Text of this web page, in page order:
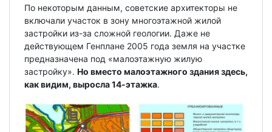
По некоторым данным, советские архитекторы не
включали участок в зону многоэтажной жилой
застройки из-за сложной геологии. Даже не
действующем Генплане 2005 года земля на участке
предназначена под «малоэтажную жилую
застройку». Но вместо малоэтажного здания здесь,
как видим, выросла 14-этажка.